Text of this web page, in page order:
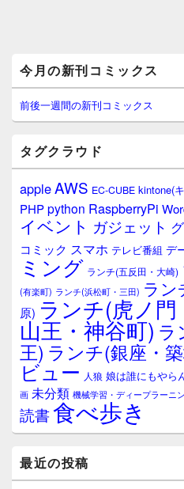
イ
ン
サ
イ
ウ
ィ
ジ
ェ
ア
今月の新刊コミックス
前後一週間の新刊コミックス
タグクラウド
appleAWS EC-CUBE kintone(
PHPpython RaspberryPi
イベント ガジェット
コミック スマホ テレビ番組 デ
ミング ランチ(五反田・大崎)
(有楽町) ランチ(浜松町・三田) ラン
原) ランチ(虎ノ
山王・神谷町) ラ
王) ランチ(銀座・
ビュー 人狼 娘は誰にもやら
画 未分類 機械学習・ディープラーニ
読書食べ歩き
最近の投稿